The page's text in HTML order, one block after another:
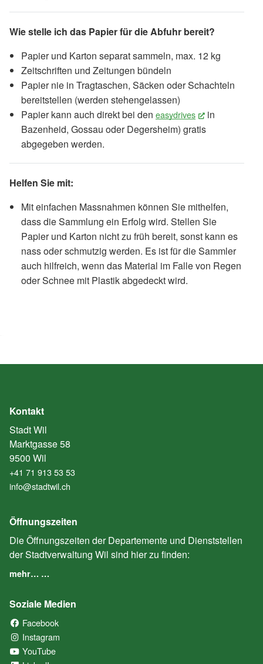
Wie stelle ich das Papier für die Abfuhr bereit?
Papier und Karton separat sammeln, max. 12 kg
Zeitschriften und Zeitungen bündeln
Papier nie in Tragtaschen, Säcken oder Schachteln
bereitstellen (werden stehengelassen)
Papier kann auch direkt bei den easydrives (External Link)
in
Bazenheid, Gossau oder Degersheim) gratis
abgegeben werden.
Helfen Sie mit:
Mit einfachen Massnahmen können Sie mithelfen,
dass die Sammlung ein Erfolg wird. Stellen Sie
Papier und Karton nicht zu früh bereit, sonst kann es
nass oder schmutzig werden. Es ist für die Sammler
auch hilfreich, wenn das Material im Falle von Regen
oder Schnee mit Plastik abgedeckt wird.
Kontakt
Stadt Wil
Marktgasse 58
9500 Wil
+41 71 913 53 53
info@stadtwil.ch
Öffnungszeiten
Die Öffnungszeiten der Departemente und Dienststellen
der Stadtverwaltung Wil sind hier zu finden:
mehr… …
Soziale Medien
Facebook
Instagram
YouTube